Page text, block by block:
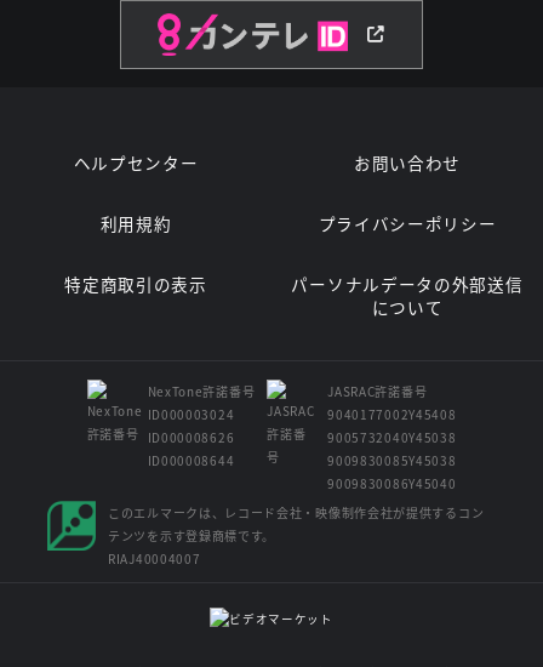
ヘルプセンター お問い合わせ
利用規約 プライバシーポリシー
特定商取引の表示
パーソナルデータの外部送信
について
NexTone許諾番号
ID000003024
ID000008626
ID000008644
JASRAC許諾番号
9040177002Y45408
9005732040Y45038
9009830085Y45038
9009830086Y45040
このエルマークは、レコード会社・映像制作会社が提供するコン
テンツを示す登録商標です。
RIAJ40004007